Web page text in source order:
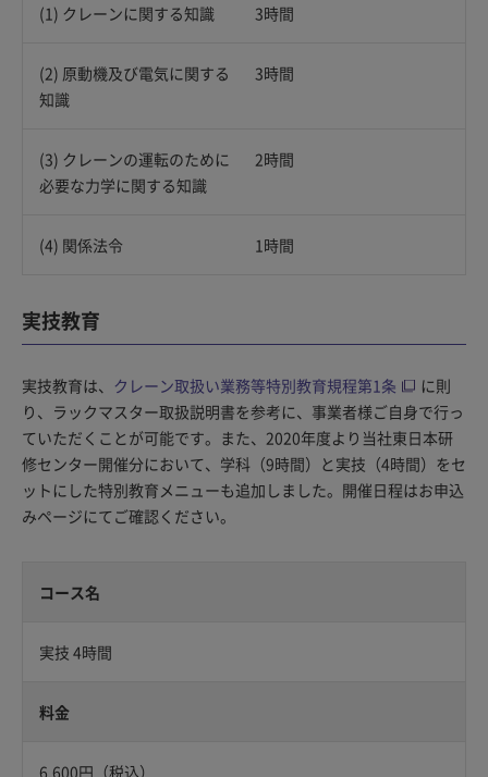
(1) クレーンに関する知識 3時間
(2) 原動機及び電気に関する
知識
3時間
(3) クレーンの運転のために
必要な力学に関する知識
2時間
(4) 関係法令 1時間
実技教育
実技教育は、 クレーン取扱い業務等特別教育規程第1条
に則
り、ラックマスター取扱説明書を参考に、事業者様ご自身で行っ
ていただくことが可能です。また、2020年度より当社東日本研
修センター開催分において、学科（9時間）と実技（4時間）をセ
ットにした特別教育メニューも追加しました。開催日程はお申込
みページにてご確認ください。​
コース名
実技 4時間
料金
6,600円（税込）